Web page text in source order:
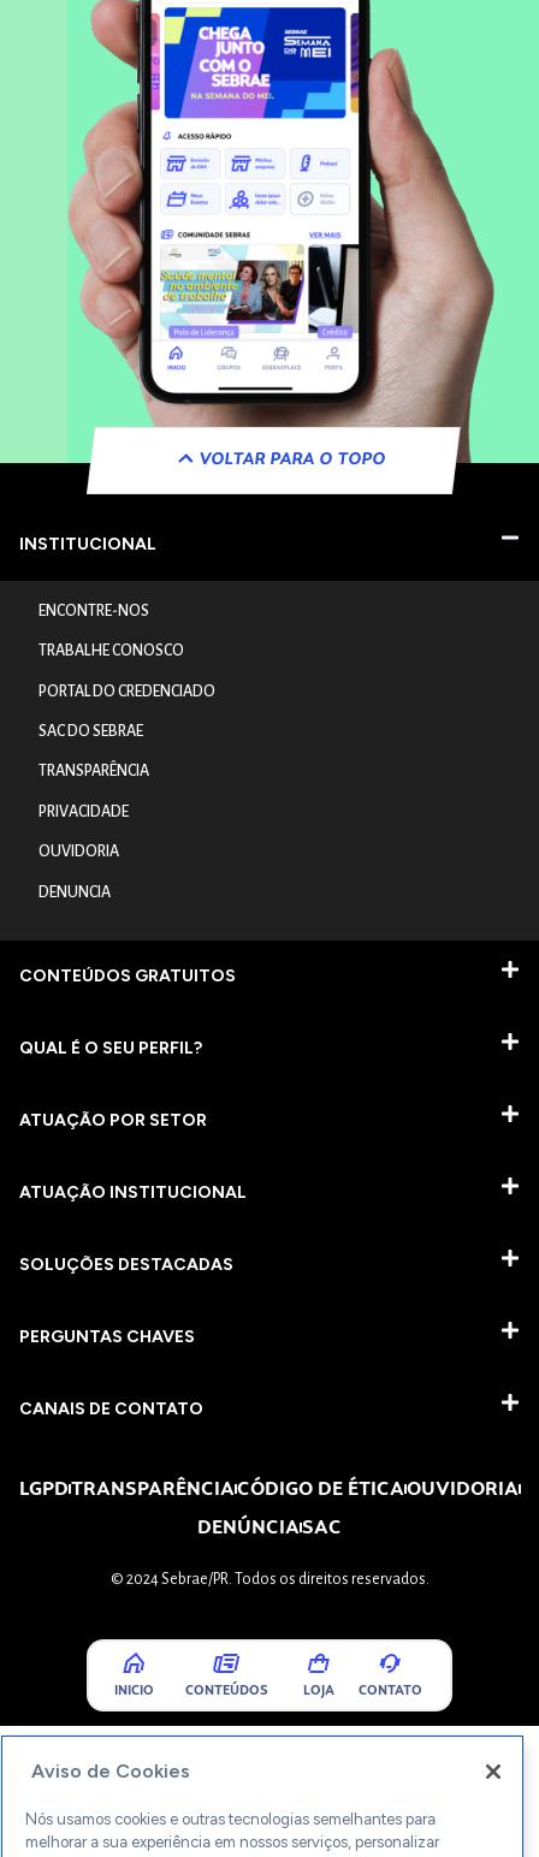
VOLTAR PARA O TOPO
INSTITUCIONAL
ENCONTRE-NOS
TRABALHE CONOSCO
PORTAL DO CREDENCIADO
SAC DO SEBRAE
TRANSPARÊNCIA
PRIVACIDADE
OUVIDORIA
DENUNCIA
CONTEÚDOS GRATUITOS
QUAL É O SEU PERFIL?
ATUAÇÃO POR SETOR
ATUAÇÃO INSTITUCIONAL
SOLUÇÕES DESTACADAS
PERGUNTAS CHAVES​
CANAIS DE CONTATO
LGPDTRANSPARÊNCIACÓDIGO DE ÉTICAOUVIDORIA
DENÚNCIASAC
© 2024 Sebrae/PR. Todos os direitos reservados.
INICIO CONTEÚDOS LOJA CONTATO
Aviso de Cookies
Nós usamos cookies e outras tecnologias semelhantes para
melhorar a sua experiência em nossos serviços, personalizar